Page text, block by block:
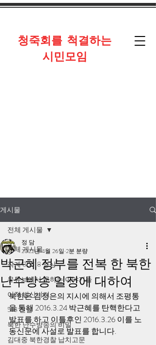
​청죽회를 척결하는
시민모임
게시물
전체 게시물
작계 80518 영상
유튜브에서 못하는 이야기들
이적 방산비리
518 진실
북한 난수방송의 비밀
김대중 북한경찰 납치고문
전체 게시물
박근혜 정부를 전복 한 북한
난수방송 일정에 대하여
정 담
2022년 4월 26일 2분 분량
북한은 김정은의 지시에 의해서 조평통
을 통해 2016.3.24 박근혜를 탄핵한다고
발표를 하고 이틀후인 2016.3.26 이를 노
동신문에 사설로 발표를 합니다.